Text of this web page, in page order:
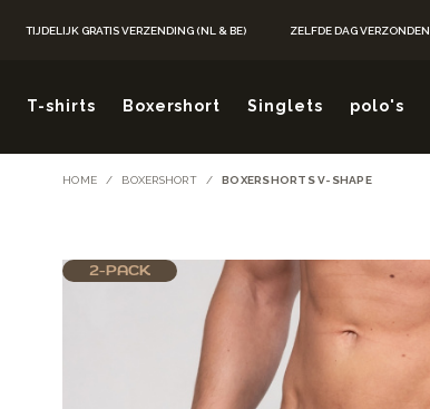
TIJDELIJK GRATIS VERZENDING (NL & BE) ZELFDE DAG VERZONDEN
T-shirts Boxershort Singlets polo's
HOME / BOXERSHORT / BOXERSHORTS V-SHAPE
2-PACK